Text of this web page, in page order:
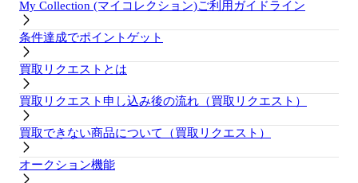
My Collection (マイコレクション)ご利用ガイドライン
条件達成でポイントゲット
買取リクエストとは
買取リクエスト申し込み後の流れ（買取リクエスト）
買取できない商品について（買取リクエスト）
オークション機能